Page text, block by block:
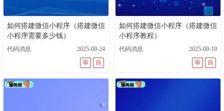
如何搭建微信小程序（搭建微信
小程序需要多少钱）
代码消息
2025-09-24
自
审
如何搭建微信小程序（搭建微信
小程序教程）
代码消息
2025-09-19
自
审